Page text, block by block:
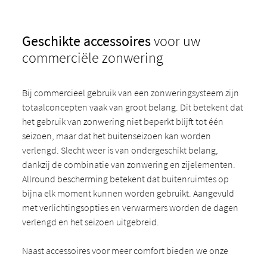
Geschikte accessoiresvoor uw
commerciële zonwering
Bij commercieel gebruik van een zonweringsysteem zijn
totaalconcepten vaak van groot belang. Dit betekent dat
het gebruik van zonwering niet beperkt blijft tot één
seizoen, maar dat het buitenseizoen kan worden
verlengd. Slecht weer is van ondergeschikt belang,
dankzij de combinatie van zonwering en zijelementen.
Allround bescherming betekent dat buitenruimtes op
bijna elk moment kunnen worden gebruikt. Aangevuld
met verlichtingsopties en verwarmers worden de dagen
verlengd en het seizoen uitgebreid.
Naast accessoires voor meer comfort bieden we onze